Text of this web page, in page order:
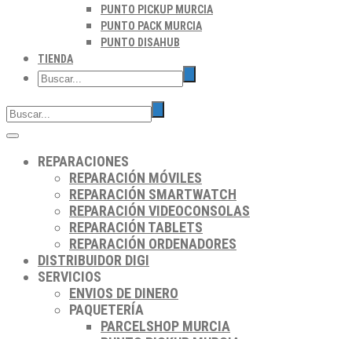
PUNTO PICKUP MURCIA
PUNTO PACK MURCIA
PUNTO DISAHUB
TIENDA
REPARACIONES
REPARACIÓN MÓVILES
REPARACIÓN SMARTWATCH
REPARACIÓN VIDEOCONSOLAS
REPARACIÓN TABLETS
REPARACIÓN ORDENADORES
DISTRIBUIDOR DIGI
SERVICIOS
ENVIOS DE DINERO
PAQUETERÍA
PARCELSHOP MURCIA